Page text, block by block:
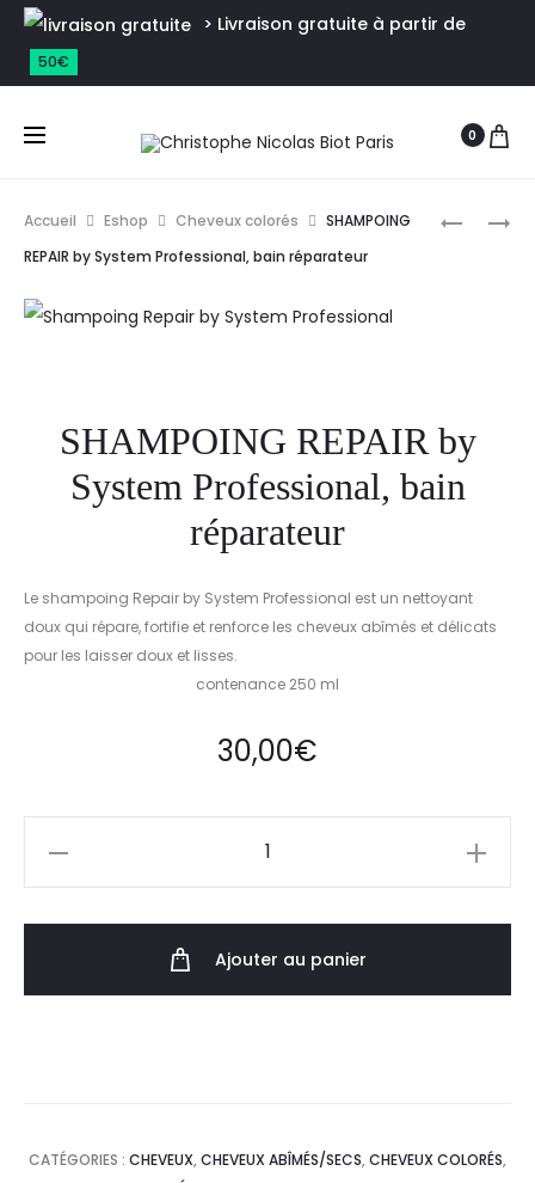
> Livraison gratuite à partir de
50€
0
Accueil Eshop Cheveux colorés
SHAMPOING
REPAIR by System Professional, bain réparateur
SHAMPOING REPAIR by
System Professional, bain
réparateur
Le shampoing Repair by System Professional est un nettoyant
doux qui répare, fortifie et renforce les cheveux abîmés et délicats
pour les laisser doux et lisses.
contenance 250 ml
30,00€
Ajouter au panier
CATÉGORIES : CHEVEUX, CHEVEUX ABÎMÉS/SECS, CHEVEUX COLORÉS,